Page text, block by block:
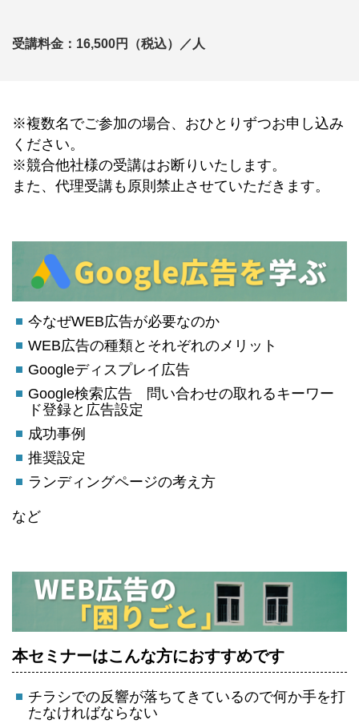
受講料金：16,500円（税込）／人
※複数名でご参加の場合、おひとりずつお申し込み
ください。
※競合他社様の受講はお断りいたします。
また、代理受講も原則禁止させていただきます。
今なぜWEB広告が必要なのか
WEB広告の種類とそれぞれのメリット
Googleディスプレイ広告
Google検索広告 問い合わせの取れるキーワー
ド登録と広告設定
成功事例
推奨設定
ランディングページの考え方
など
本セミナーはこんな方におすすめです
チラシでの反響が落ちてきているので何か手を打
たなければならない